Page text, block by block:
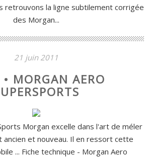
retrouvons la ligne subtilement corrigée
des Morgan...
21 juin 2011
MORGAN AERO
Morgan excelle dans l'art de méler
ancien et nouveau. Il en ressort cette
... Fiche technique - Morgan Aero